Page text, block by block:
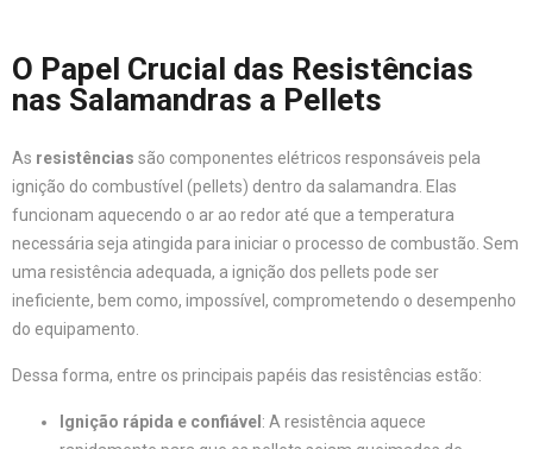
O Papel Crucial das Resistências
nas Salamandras a Pellets
As resistências são componentes elétricos responsáveis pela
ignição do combustível (pellets) dentro da salamandra. Elas
funcionam aquecendo o ar ao redor até que a temperatura
necessária seja atingida para iniciar o processo de combustão. Sem
uma resistência adequada, a ignição dos pellets pode ser
ineficiente, bem como, impossível, comprometendo o desempenho
do equipamento.
Dessa forma, entre os principais papéis das resistências estão:
Ignição rápida e confiável : A resistência aquece